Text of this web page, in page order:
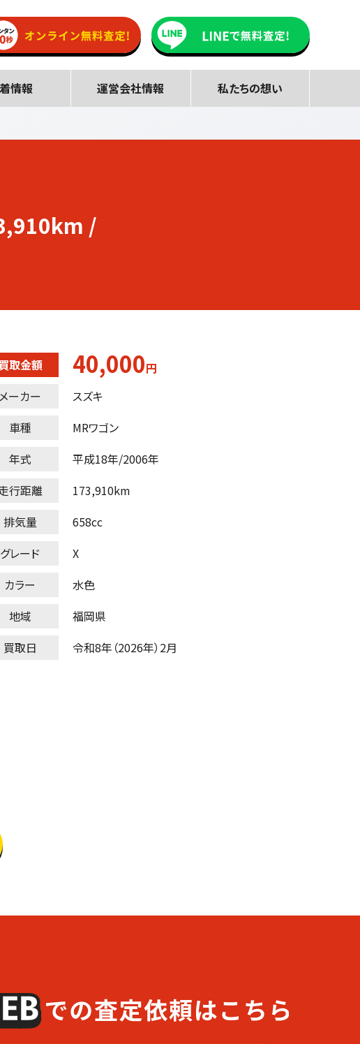
情報 運営会社情報 私たちの想い
/
買取金額 40,000円
メーカー
スズキ
車種
MRワゴン
年式
平成18年/2006年
行距離
173,910km
排気量
658cc
グレード
X
カラー
水色
地域
福岡県
買取日
令和8年（2026年）2月